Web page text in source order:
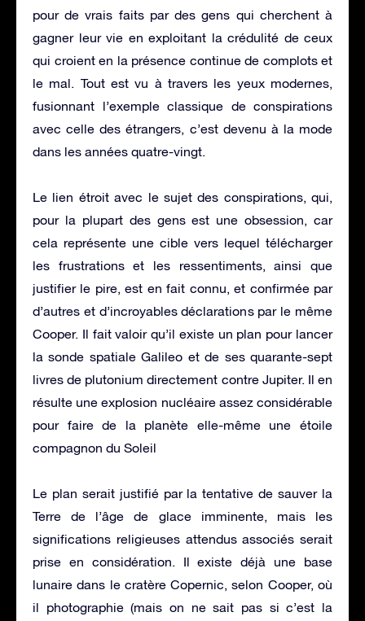
pour de vrais faits par des gens qui cherchent à
gagner leur vie en exploitant la crédulité de ceux
qui croient en la présence continue de complots et
le mal. Tout est vu à travers les yeux modernes,
fusionnant l’exemple classique de conspirations
avec celle des étrangers, c’est devenu à la mode
dans les années quatre-vingt.
Le lien étroit avec le sujet des conspirations, qui,
pour la plupart des gens est une obsession, car
cela représente une cible vers lequel télécharger
les frustrations et les ressentiments, ainsi que
justifier le pire, est en fait connu, et confirmée par
d’autres et d’incroyables déclarations par le même
Cooper. Il fait valoir qu’il existe un plan pour lancer
la sonde spatiale Galileo et de ses quarante-sept
livres de plutonium directement contre Jupiter. Il en
résulte une explosion nucléaire assez considérable
pour faire de la planète elle-même une étoile
compagnon du Soleil
Le plan serait justifié par la tentative de sauver la
Terre de l’âge de glace imminente, mais les
significations religieuses attendus associés serait
prise en considération. Il existe déjà une base
lunaire dans le cratère Copernic, selon Cooper, où
il photographie (mais on ne sait pas si c’est la